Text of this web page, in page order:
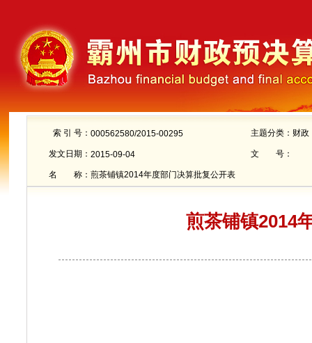
索 引 号： 000562580/2015-00295 主题分类： 财政
发文日期： 2015-09-04 文 号：
名 称： 煎茶铺镇2014年度部门决算批复公开表
煎茶铺镇2014